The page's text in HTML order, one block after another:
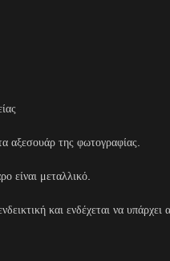
αξεσουάρ της φωτογραφίας.
είναι μεταλλικό.
και ενδέχεται να